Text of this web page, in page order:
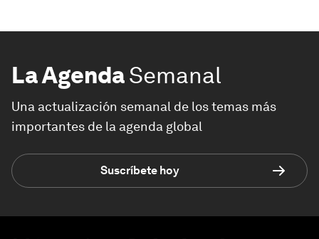
La AgendaSemanal
Una actualización semanal de los temas más
importantes de la agenda global
Suscríbete hoy